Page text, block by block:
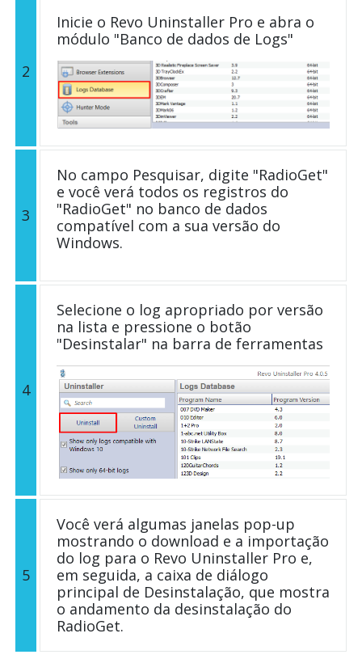
2
Inicie o Revo Uninstaller Pro e abra o
módulo "Banco de dados de Logs"
3
No campo Pesquisar, digite "RadioGet"
e você verá todos os registros do
"RadioGet" no banco de dados
compatível com a sua versão do
Windows.
4
Selecione o log apropriado por versão
na lista e pressione o botão
"Desinstalar" na barra de ferramentas
5
Você verá algumas janelas pop-up
mostrando o download e a importação
do log para o Revo Uninstaller Pro e,
em seguida, a caixa de diálogo
principal de Desinstalação, que mostra
o andamento da desinstalação do
RadioGet.